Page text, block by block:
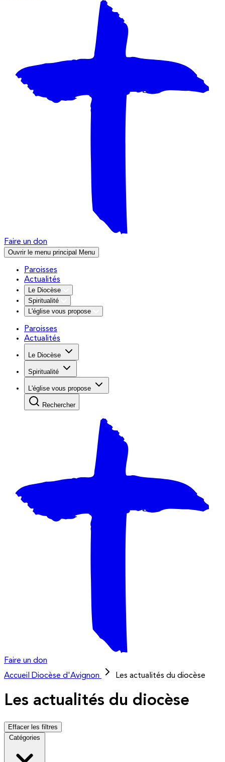
Faire un don
Ouvrir le menu principal Menu
Paroisses
Actualités
Le Diocèse
Spiritualité
L'église vous propose
Paroisses
Actualités
Le Diocèse
Spiritualité
L'église vous propose
Rechercher
Faire un don
Accueil
Diocèse d'Avignon Les actualités du diocèse
Les actualités du diocèse
Effacer les filtres
Catégories